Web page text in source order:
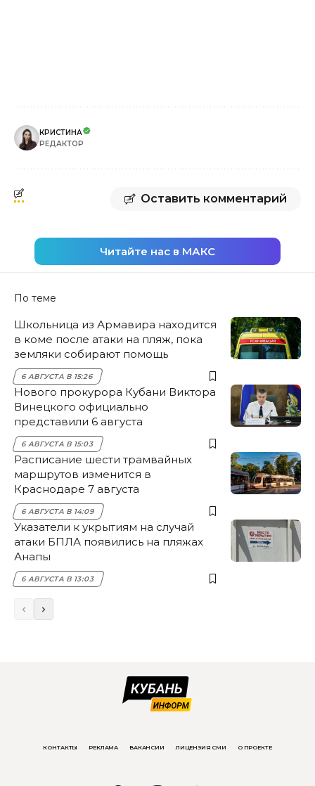
КРИСТИНА
РЕДАКТОР
Оставить комментарий
Читайте нас в МАКС
По теме
Школьница из Армавира находится
в коме после атаки на пляж, пока
земляки собирают помощь
6 АВГУСТА В 15:26
Нового прокурора Кубани Виктора
Винецкого официально
представили 6 августа
6 АВГУСТА В 15:03
Расписание шести трамвайных
маршрутов изменится в
Краснодаре 7 августа
6 АВГУСТА В 14:09
Указатели к укрытиям на случай
атаки БПЛА появились на пляжах
Анапы
6 АВГУСТА В 13:03
КОНТАКТЫ РЕКЛАМА ВАКАНСИИ ЛИЦЕНЗИЯ СМИ О ПРОЕКТЕ